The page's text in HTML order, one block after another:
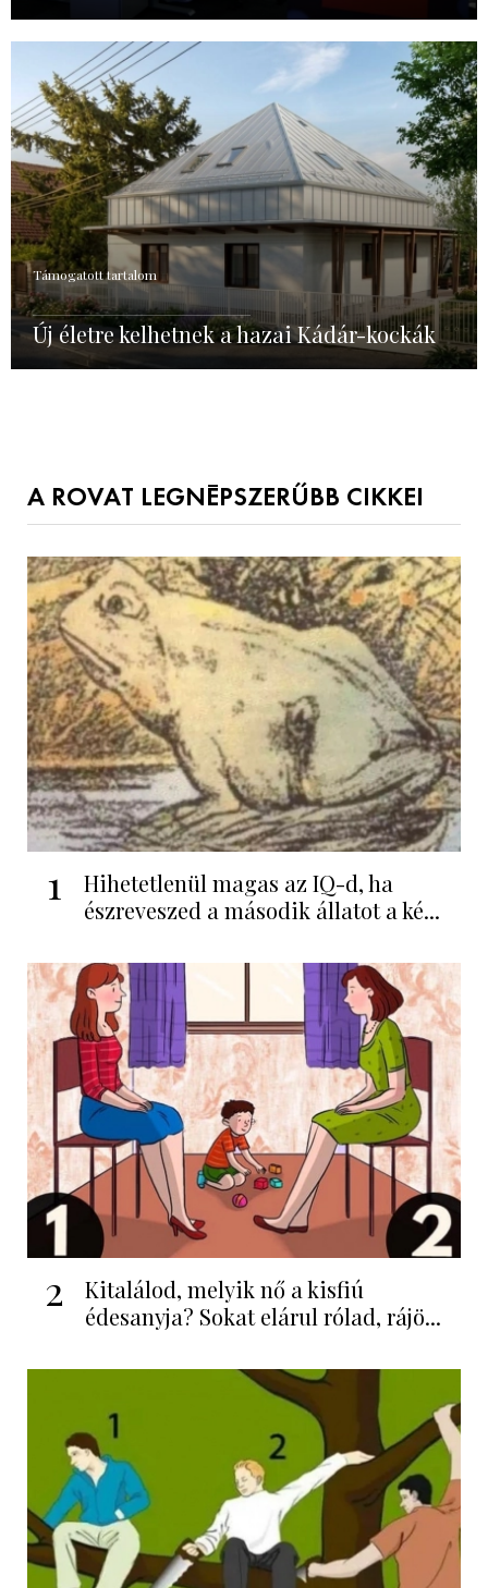
Támogatott tartalom
Új életre kelhetnek a hazai Kádár-kockák
A ROVAT LEGNÉPSZERŰBB CIKKEI
1
Hihetetlenül magas az IQ-d, ha
észreveszed a második állatot a ké...
2
Kitalálod, melyik nő a kisfiú
édesanyja? Sokat elárul rólad, rájö...